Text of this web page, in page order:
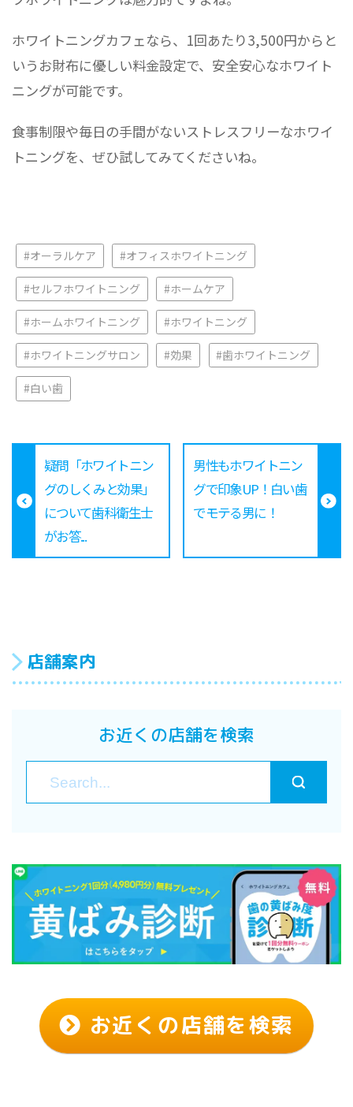
ホワイトニングカフェなら、1回あたり3,500円からと
いうお財布に優しい料金設定で、安全安心なホワイト
ニングが可能です。
食事制限や毎日の手間がないストレスフリーなホワイ
トニングを、ぜひ試してみてくださいね。
#オーラルケア #オフィスホワイトニング
#セルフホワイトニング #ホームケア
#ホームホワイトニング #ホワイトニング
#ホワイトニングサロン #効果 #歯ホワイトニング
#白い歯
疑問「ホワイトニン
グのしくみと効果」
について歯科衛生士
がお答...
男性もホワイトニン
グで印象UP！白い歯
でモテる男に！
店舗案内
お近くの店舗を検索
お近くの店舗を検索